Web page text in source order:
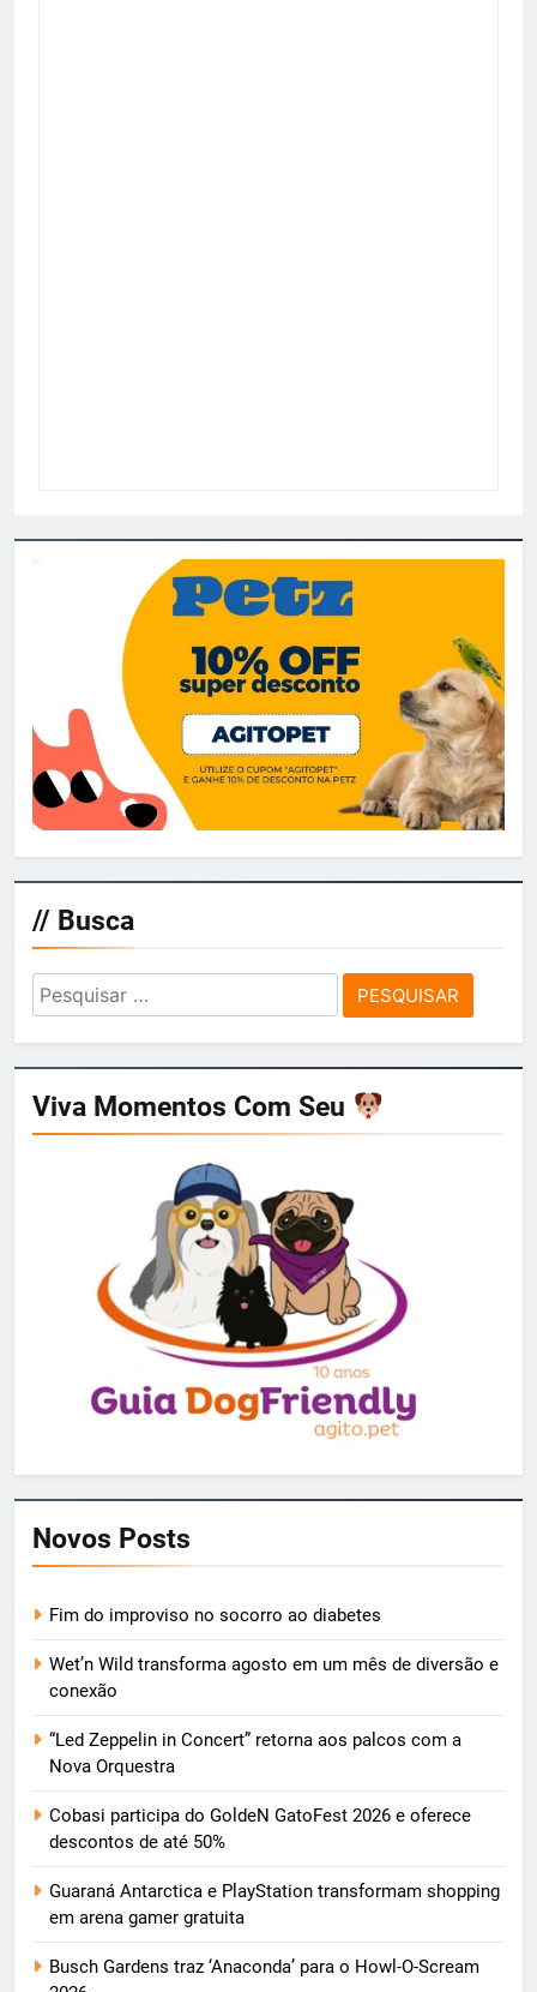
// Busca
Pesquisar
por:
Viva Momentos Com Seu
Novos Posts
Fim do improviso no socorro ao diabetes
Wet’n Wild transforma agosto em um mês de diversão e
conexão
“Led Zeppelin in Concert” retorna aos palcos com a
Nova Orquestra
Cobasi participa do GoldeN GatoFest 2026 e oferece
descontos de até 50%
Guaraná Antarctica e PlayStation transformam shopping
em arena gamer gratuita
Busch Gardens traz ‘Anaconda’ para o Howl-O-Scream